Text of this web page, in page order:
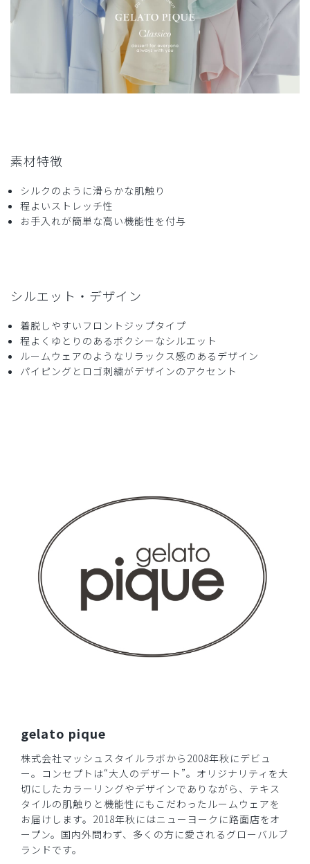
購入確認済み
2025-11-02
50代 身長: 161-165cm 56-60kg
良い感じです
思っていた通りの優しい色合いで、柔らかい肌触りの生地の
Ｌサイズは、私には少し大きめでしたが、動きやすさやイン
ナーを着る事を考えると良かったと思います。
商品： 671ジェラート ピケ&クラシコ:パイピングスクラ
ご購入者様
購入確認済み
ご購入者様
購入確認済み
2025-08-26
50代 身長: 161-165cm
生地の肌触りが良くて着やすいです。大きめボタンがアクセ
ントになってかわいいです。
​1 ​2
素材特徴
シルクのように滑らかな肌触り
程よいストレッチ性
お手入れが簡単な高い機能性を付与
シルエット・デザイン
着脱しやすいフロントジップタイプ
程よくゆとりのあるボクシーなシルエット
ルームウェアのようなリラックス感のあるデザイン
パイピングとロゴ刺繍がデザインのアクセント
gelato pique
株式会社マッシュスタイルラボから2008年秋にデビュ
ー。コンセプトは“大人のデザート”。オリジナリティを大
切にしたカラーリングやデザインでありながら、テキス
タイルの肌触りと機能性にもこだわったルームウェアを
お届けします。2018年秋にはニューヨークに路面店をオ
ープン。国内外問わず、多くの方に愛されるグローバルブ
ランドです。